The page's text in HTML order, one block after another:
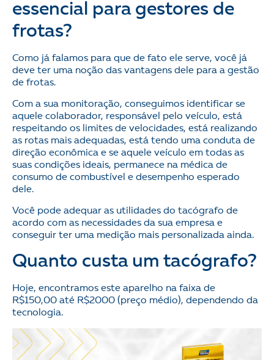
essencial para gestores de
frotas?
Como já falamos para que de fato ele serve, você já
deve ter uma noção das vantagens dele para a gestão
de frotas.
Com a sua monitoração, conseguimos identificar se
aquele colaborador, responsável pelo veículo, está
respeitando os limites de velocidades, está realizando
as rotas mais adequadas, está tendo uma conduta de
direção econômica e se aquele veículo em todas as
suas condições ideais, permanece na médica de
consumo de combustível e desempenho esperado
dele.
Você pode adequar as utilidades do tacógrafo de
acordo com as necessidades da sua empresa e
conseguir ter uma medição mais personalizada ainda.
Quanto custa um tacógrafo?
Hoje, encontramos este aparelho na faixa de
R$150,00 até R$2000 (preço médio), dependendo da
tecnologia.